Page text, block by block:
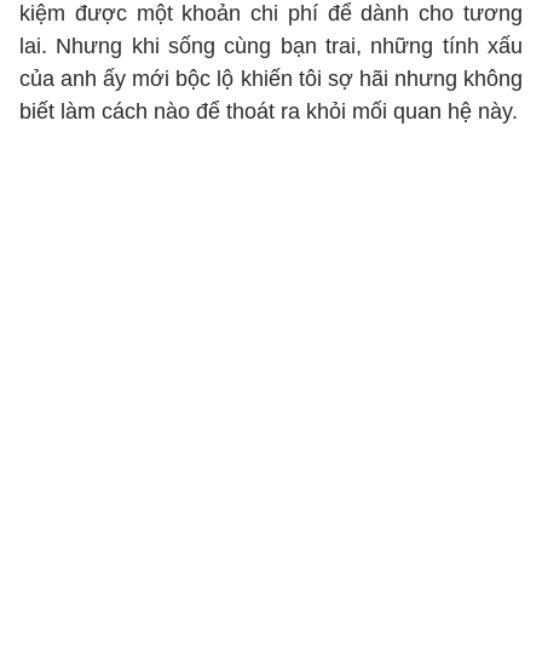
kiệm được một khoản chi phí để dành cho tương
lai. Nhưng khi sống cùng bạn trai, những tính xấu
của anh ấy mới bộc lộ khiến tôi sợ hãi nhưng không
biết làm cách nào để thoát ra khỏi mối quan hệ này.